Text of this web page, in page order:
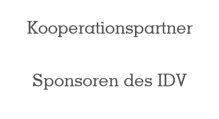
Kooperationspartner
Sponsoren des IDV